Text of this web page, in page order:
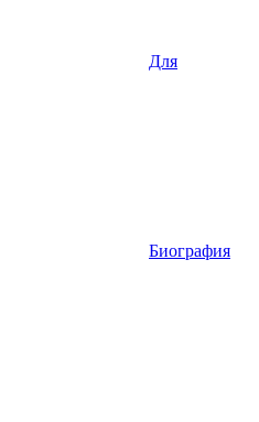
Для
Биография